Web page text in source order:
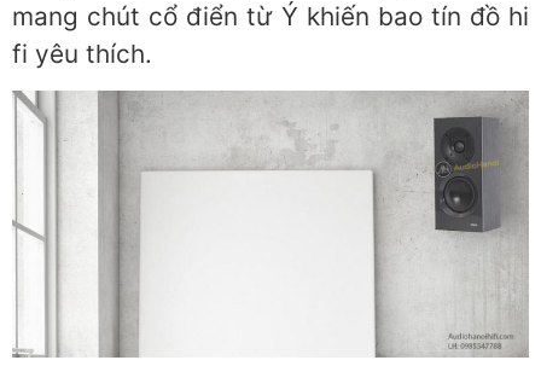
mang chút cổ điển từ Ý khiến bao tín đồ hi
fi yêu thích.